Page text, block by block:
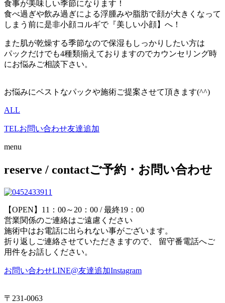
食事が美味しい季節になります！
食べ過ぎや飲み過ぎによる浮腫みや脂肪で顔が大きくなって
しまう前に是非小顔コルギで『美しい小顔】へ！
また肌が乾燥する季節なので保湿もしっかりしたい方は
パックだけでも4種類揃えておりますのでカウンセリング時
にお悩みご相談下さい。
お悩みにベストなパックや施術ご提案させて頂きます(^^)
ALL
TELお問い合わせ友達追加
menu
reserve / contactご予約・お問い合わせ
【OPEN】11：00～20：00 / 最終19：00
営業関係のご連絡はご遠慮ください
施術中はお電話に出られない事がございます。
折り返しご連絡させていただきますので、 留守番電話へご
用件をお話しください。
お問い合わせLINE@友達追加Instagram
〒231-0063